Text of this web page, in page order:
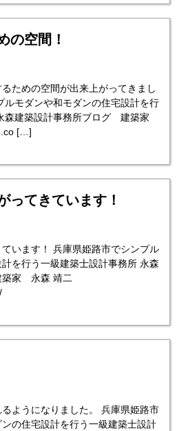
の空間！
ための空間が出来上がってきまし
ルモダンや和モダンの住宅設計を行
森建築設計事務所ブログ 建築家
[…]
ってきています！
います！ 兵庫県姫路市でシンプル
を行う一級建築士設計事務所 永森
家 永森 靖二
ようになりました。 兵庫県姫路市
の住宅設計を行う一級建築士設計